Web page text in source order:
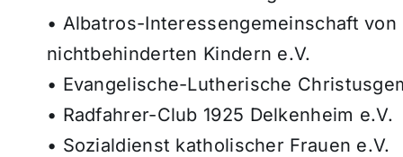
• Albatros-Interessengemeinschaft
nichtbehinderten Kindern e.V.
• Evangelische-Lutherische
• Radfahrer-Club 1925 Delkenheim e.V.
• Sozialdienst katholischer Frauen e.V.